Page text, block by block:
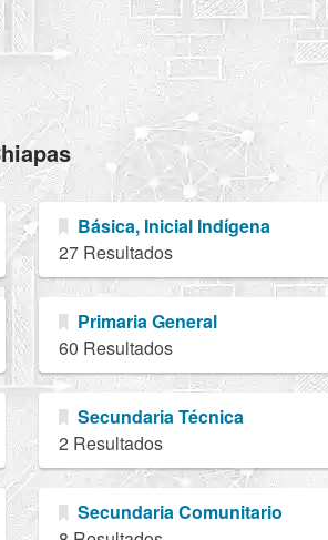
Básica, Inicial Indígena
27 Resultados
Primaria General
60 Resultados
Secundaria Técnica
2 Resultados
Secundaria Comunitario